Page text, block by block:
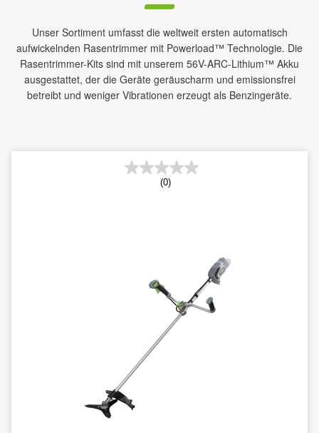
Unser Sortiment umfasst die weltweit ersten automatisch
aufwickelnden Rasentrimmer mit Powerload™ Technologie. Die
Rasentrimmer-Kits sind mit unserem 56V-ARC-Lithium™ Akku
ausgestattet, der die Geräte geräuscharm und emissionsfrei
betreibt und weniger Vibrationen erzeugt als Benzingeräte.
(0)